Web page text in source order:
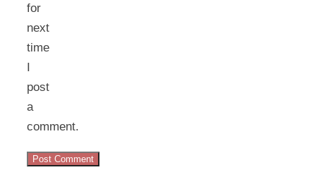
for
next
time
I
post
a
comment.